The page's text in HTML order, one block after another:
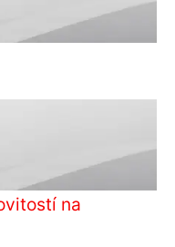
na